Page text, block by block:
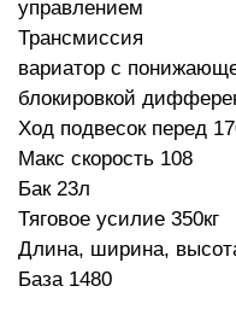
управлением
Трансмиссия
вариатор с
блокировкой
Ход подвесок перед
Макс скорость 108
Бак 23л
Тяговое усилие 350кг
Длина, ширина,
База 1480